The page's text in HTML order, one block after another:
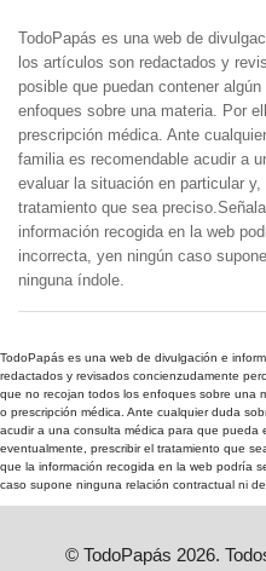
TodoPapás es una web de
los artículos son redactados y
posible que puedan contener
enfoques sobre una materia. Por
prescripción médica. Ante
familia es recomendable acudir a
evaluar la situación en particular
tratamiento que sea
información recogida en la web
incorrecta, yen ningún caso
ninguna índole.
TodoPapás es una web de divulgación e
redactados y revisados concienzudamente
que no recojan todos los enfoques sobre una
o prescripción médica. Ante cualquier duda
acudir a una consulta médica para que pueda
eventualmente, prescribir el tratamiento que
que la información recogida en la web podría
caso supone ninguna relación contractual ni
© TodoPapás 2026.